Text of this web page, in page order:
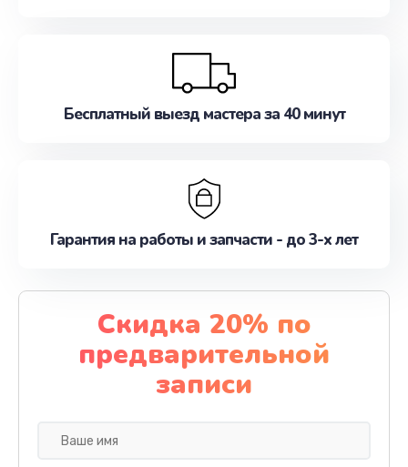
Бесплатный выезд мастера за 40 минут
Гарантия на работы и запчасти - до 3-х лет
Скидка 20% по
предварительной
записи